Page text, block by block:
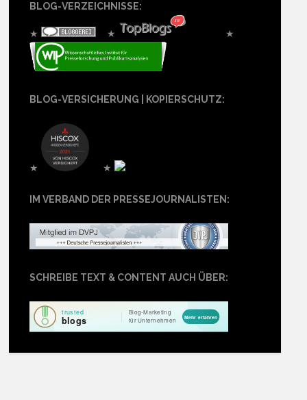
BLOG-VERZEICHNISSE:
★ ★ ★
BLOG-VERSICHERUNG | KOPIERSCHUTZ:
★ ★
IM VERBAND DER PRESSEJOURNALISTEN:
SCHREIBE TEXT & CONTENT AUCH ÜBER: